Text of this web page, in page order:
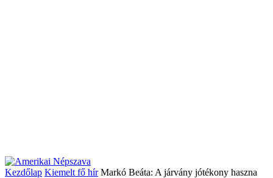
Kezdőlap Kiemelt fő hír Markó Beáta: A járvány jótékony haszna